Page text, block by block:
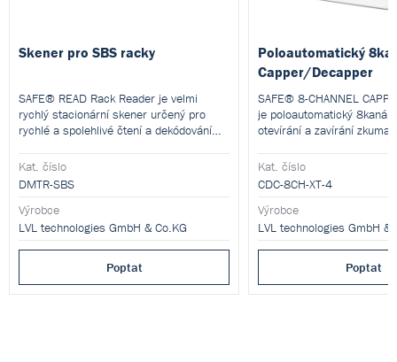
Skener pro SBS racky
SAFE® READ Rack Reader je velmi
rychlý stacionární skener určený pro
rychlé a spolehlivé čtení a dekódování
stojáncích, který umožňuje bezpečnou a
přesnou správu vzorků.
Kat. číslo
DMTR-SBS
Výrobce
LVL technologies GmbH & Co.KG
Poptat
Poloautomatický
Capper/Decapper
SAFE® 8-CHANNEL
je poloautomatický
otevírání a zavírání
LVL SAFE® ve formátu 96
Kat. číslo
CDC-8CH-XT-4
Výrobce
LVL technologies GmbH &
Poptat